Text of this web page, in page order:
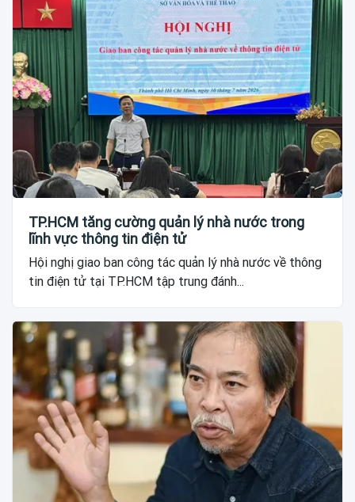
TP.HCM tăng cường quản lý nhà nước trong
lĩnh vực thông tin điện tử
Hội nghị giao ban công tác quản lý nhà nước về thông
tin điện tử tại TP.HCM tập trung đánh...